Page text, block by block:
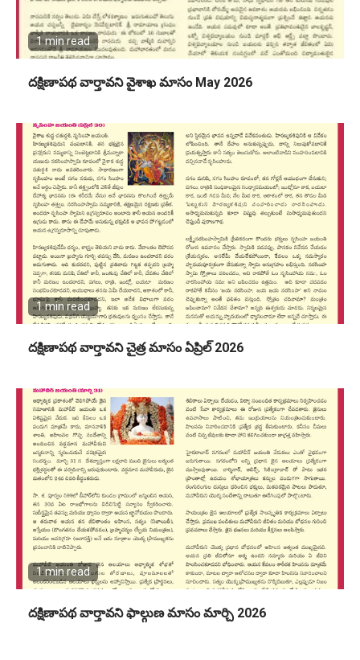
1 min read
దక్షిణాపథ వార్తావని వైశాఖ మాసం May 2026
1 min read
దక్షిణాపథ వార్తావని చైత్ర మాసం ఏప్రిల్ 2026
1 min read
దక్షిణాపథ వార్తావని ఫాల్గుణ మాసం మార్చి 2026